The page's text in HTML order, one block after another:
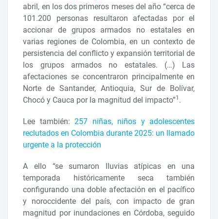
abril, en los dos primeros meses del año “cerca de
101.200 personas resultaron afectadas por el
accionar de grupos armados no estatales en
varias regiones de Colombia, en un contexto de
persistencia del conflicto y expansión territorial de
los grupos armados no estatales. (…) Las
afectaciones se concentraron principalmente en
Norte de Santander, Antioquia, Sur de Bolívar,
Chocó y Cauca por la magnitud del impacto”1 .
Lee también:257 niñas, niños y adolescentes
reclutados en Colombia durante 2025: un llamado
urgente a la protección
A ello “se sumaron lluvias atípicas en una
temporada históricamente seca también
configurando una doble afectación en el pacífico
y noroccidente del país, con impacto de gran
magnitud por inundaciones en Córdoba, seguido